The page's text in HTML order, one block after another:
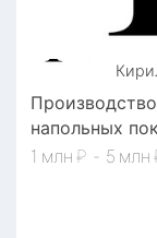
напольных
1
₽ - 5